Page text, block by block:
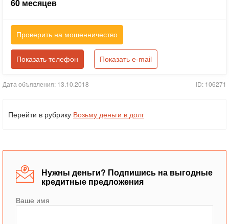
60 месяцев
Проверить на мошенничество
Показать телефон Показать e-mail
Дата объявления: 13.10.2018 ID: 106271
Перейти в рубрику Возьму деньги в долг
Нужны деньги? Подпишись на выгодные
кредитные предложения
Ваше имя